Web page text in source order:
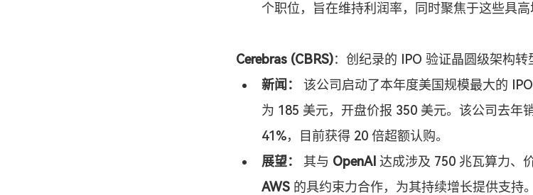
个职位，旨在维持利润率，同时聚焦于这些具高
Cerebras (CBRS)：创纪录的 IPO 验证晶圆级架构转
新闻：
该公司启动了本年度美国规模最大的
为 185 美元，开盘价报 350 美元。该公司去年
41%，目前获得 20 倍超额认购。
展望：
其与 OpenAI 达成涉及 750 兆瓦算力、
AWS 的具约束力合作，为其持续增长提供支持